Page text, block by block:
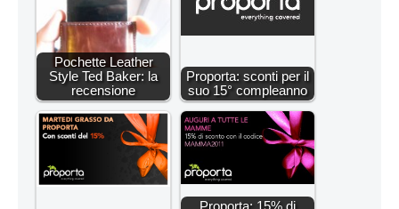
Pochette Leather
Style Ted Baker: la
recensione
Proporta: sconti per il
suo 15° compleanno